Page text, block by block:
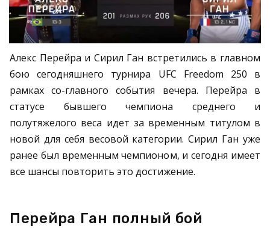
Алекс Перейра и Сирил Ган встретились в главном
бою сегодняшнего турнира UFC Freedom 250 в
рамках со-главного события вечера. Перейра в
статусе бывшего чемпиона среднего и
полутяжелого веса идет за временным титулом в
новой для себя весовой категории. Сирил Ган уже
ранее был временным чемпионом, и сегодня имеет
все шансы повторить это достижение.
Перейра Ган полный бой